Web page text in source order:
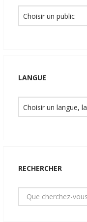
LANGUE
RECHERCHER